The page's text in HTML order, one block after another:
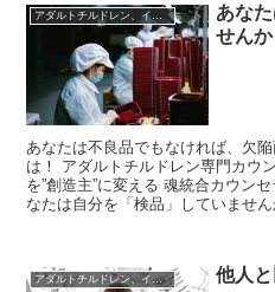
アダルトチルドレン、インナーチャイルド
あな
せんか
あなたは不良品でもなければ、欠
は！ アダルトチルドレン専門カウ
を”創造主”に変える 魂統合カウン
なたは自分を「検品」していません
アダルトチルドレン、インナーチャイルド 他人